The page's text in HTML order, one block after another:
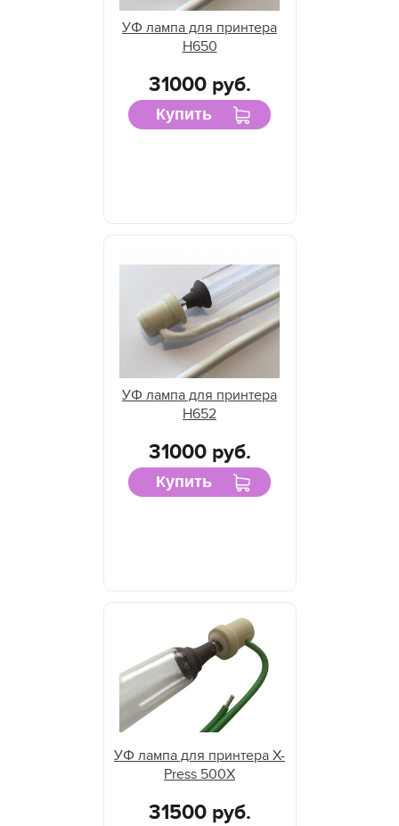
УФ лампа для принтера
H650
31000 руб.
Купить
УФ лампа для принтера
H652
31000 руб.
Купить
УФ лампа для принтера X-
Press 500X
31500 руб.